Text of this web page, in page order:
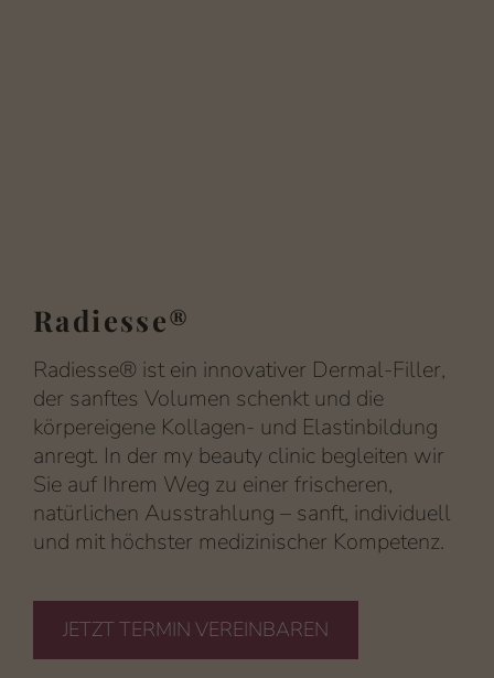
Radiesse®
Radiesse® ist ein innovativer Dermal-Filler,
der sanftes Volumen schenkt und die
körpereigene Kollagen- und Elastinbildung
anregt. In der my beauty clinic begleiten wir
Sie auf Ihrem Weg zu einer frischeren,
natürlichen Ausstrahlung – sanft, individuell
und mit höchster medizinischer Kompetenz.
JETZT TERMIN VEREINBAREN